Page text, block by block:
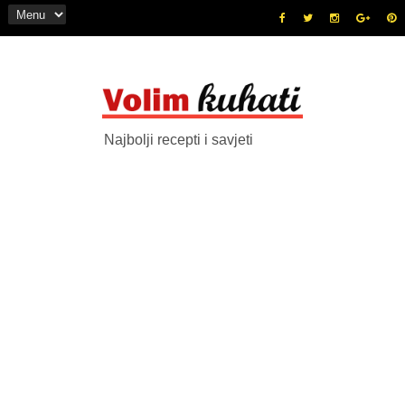
Najbolji recepti i savjeti